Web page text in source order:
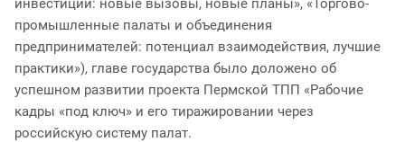
инвестиции: новые вызовы, новые планы», «Торгово-
промышленные палаты и объединения
предпринимателей: потенциал взаимодействия, лучшие
практики»), главе государства было доложено об
успешном развитии проекта Пермской ТПП «Рабочие
кадры «под ключ» и его тиражировании через
российскую систему палат.